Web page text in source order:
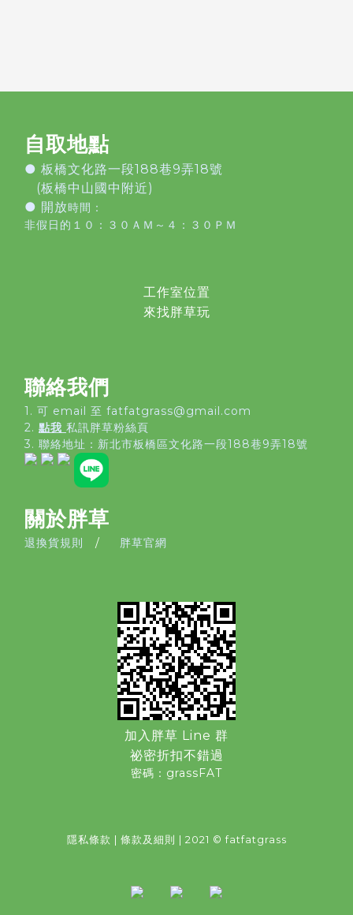
自取地點
● 板橋文化路一段188巷9弄18號
(板橋中山國中附近)
● 開放時間：
非假日的１０：３０ＡＭ～４：３０ＰＭ
工作室位置
來找胖草玩
聯絡我們
1. 可 email 至 fatfatgrass@gmail.com
2. 點我 私訊胖草粉絲頁
3. 聯絡地址： 新北市板橋區文化路一段188巷9弄18號
關於胖草
退換貨規則 / 胖草官網
加入胖草 Line 群
祕密折扣不錯過
密碼：grassFAT
隱私條款 | 條款及細則 | 2021 © fatfatgrass